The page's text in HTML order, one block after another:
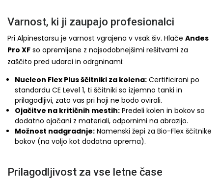
Varnost, ki ji zaupajo profesionalci
Pri Alpinestarsu je varnost vgrajena v vsak šiv. Hlače Andes
Pro XF so opremljene z najsodobnejšimi rešitvami za
zaščito pred udarci in odrgninami:
Nucleon Flex Plus ščitniki za kolena: Certificirani po
standardu CE Level 1, ti ščitniki so izjemno tanki in
prilagodljivi, zato vas pri hoji ne bodo ovirali.
Ojačitve na kritičnih mestih: Predeli kolen in bokov so
dodatno ojačani z materiali, odpornimi na abrazijo.
Možnost nadgradnje: Namenski žepi za Bio-Flex ščitnike
bokov (na voljo kot dodatna oprema).
Prilagodljivost za vse letne čase